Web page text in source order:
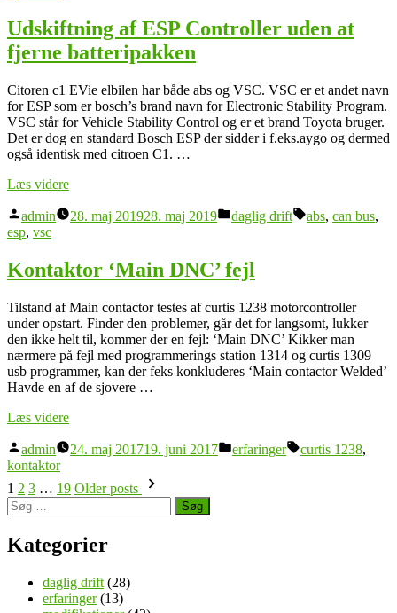
Udskiftning af ESP Controller uden at
fjerne batteripakken
Citoren c1 EVie elbilen har både abs og VSC. VSC er et andet navn
for ESP som er bosch’s brand navn for Electronic Stability Program.
VSC står for Vehicle Stability Control og er et brand Toyota bruger.
Det er dog en standard Bosch ESP der sidder i f.eks.aygo og dermed
også identisk med citroen C1. …
Læs videre“Udskiftning
ESP
at
fjerne
Posted
by
admin 28. maj 201928. maj 2019
Posted
daglig drift Tags:
abs, can bus,
esp, vsc
Kontaktor ‘Main DNC’ fejl
Tilstand af Main contactor testes af curtis 1238 motorcontroller
under opstart. Finder den problemer, går det for langsomt, lukker
den ikke helt til, kommer der en fejl: ‘Main DNC’ Kikker man
nærmere på fejl med programmerings station 1314 og curtis 1309
usb programmer, kan der feks konkluderes ‘Main contactor Welded’
Havde en af de sjovere …
Læs videre“Kontaktor
DNC’
Posted
by
admin 24. maj 201719. juni 2017
Posted
erfaringer Tags:
curtis 1238,
kontaktor
Navigation
til
indlæg
1 2 3 … 19 Older posts
Søg
efter:
Kategorier
daglig drift (28)
erfaringer(13)